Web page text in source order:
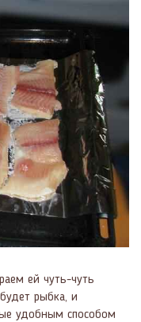
ей чуть-чуть
рыбка, и
удобным способом